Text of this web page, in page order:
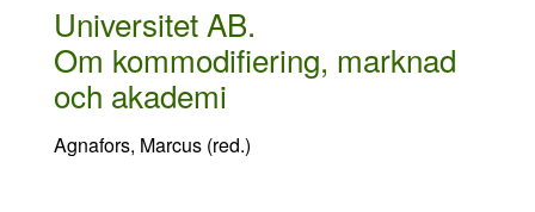
Universitet AB.
Om kommodifiering, marknad
och akademi
Agnafors, Marcus (red.)